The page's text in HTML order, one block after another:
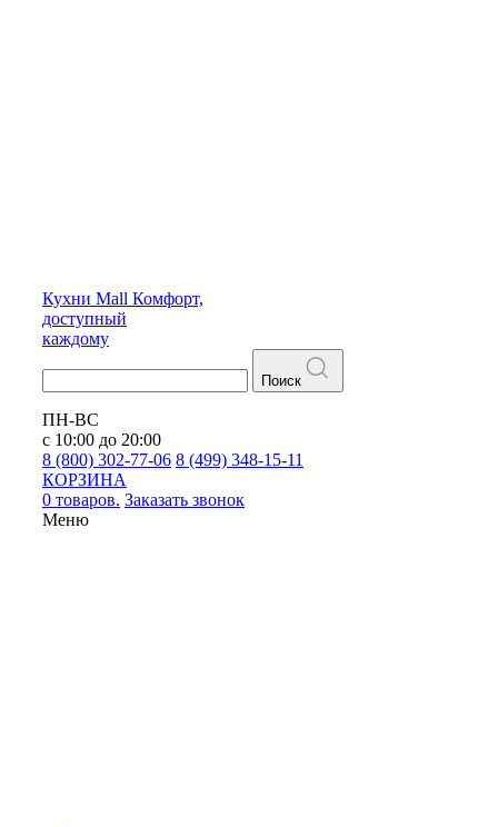
Кухни Mall Комфорт,
доступный
каждому
Поиск
ПН-ВС
с 10:00 до 20:00
8 (800) 302-77-06 8 (499) 348-15-11
КОРЗИНА
0 товаров. Заказать звонок
Меню